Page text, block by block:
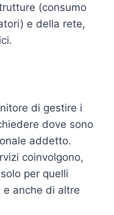
(consumo
e della rete,
di gestire i
dove sono
addetto.
coinvolgono,
per quelli
e anche di altre